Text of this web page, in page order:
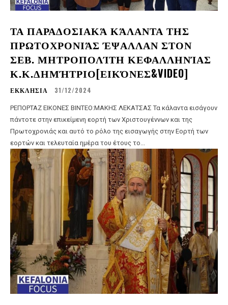
ΤΑ ΠΑΡΑΔΟΣΙΑΚΆ ΚΆΛΑΝΤΑ ΤΗΣ
ΠΡΩΤΟΧΡΟΝΙΆΣ ΈΨΑΛΛΑΝ ΣΤΟΝ
ΣΕΒ. ΜΗΤΡΟΠΟΛΊΤΗ ΚΕΦΑΛΛΗΝΊΑΣ
Κ.Κ.ΔΗΜΉΤΡΙΟ[ΕΙΚΌΝΕΣ&VIDEO]
ΕΚΚΛΗΣΙΑ 31/12/2024
ΡΕΠΟΡΤΑΖ ΕΙΚΟΝΕΣ ΒΙΝΤΕΟ:ΜΑΚΗΣ ΛΕΚΑΤΣΑΣ Τα κάλαντα εισάγουν
πάντοτε στην επικείμενη εορτή των Χριστουγέννων και της
Πρωτοχρονιάς και αυτό το ρόλο της εισαγωγής στην Εορτή των
εορτών και τελευταία ημέρα του έτους το...